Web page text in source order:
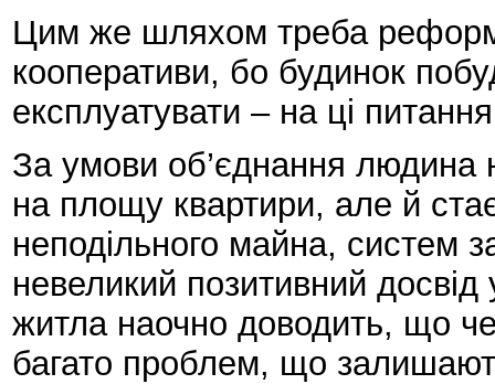
Цим же шляхом треба
кооперативи, бо будинок
експлуатувати – на ці
За умови об’єднання людина
на площу квартири, але й
неподільного майна, систем
невеликий позитивний досвід
житла наочно доводить, що
багато проблем, що